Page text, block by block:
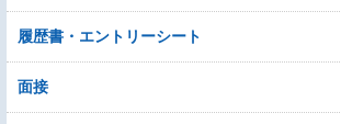
履歴書・エントリーシート
面接